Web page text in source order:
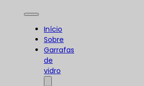
Início
Sobre
Garrafas
de
vidro